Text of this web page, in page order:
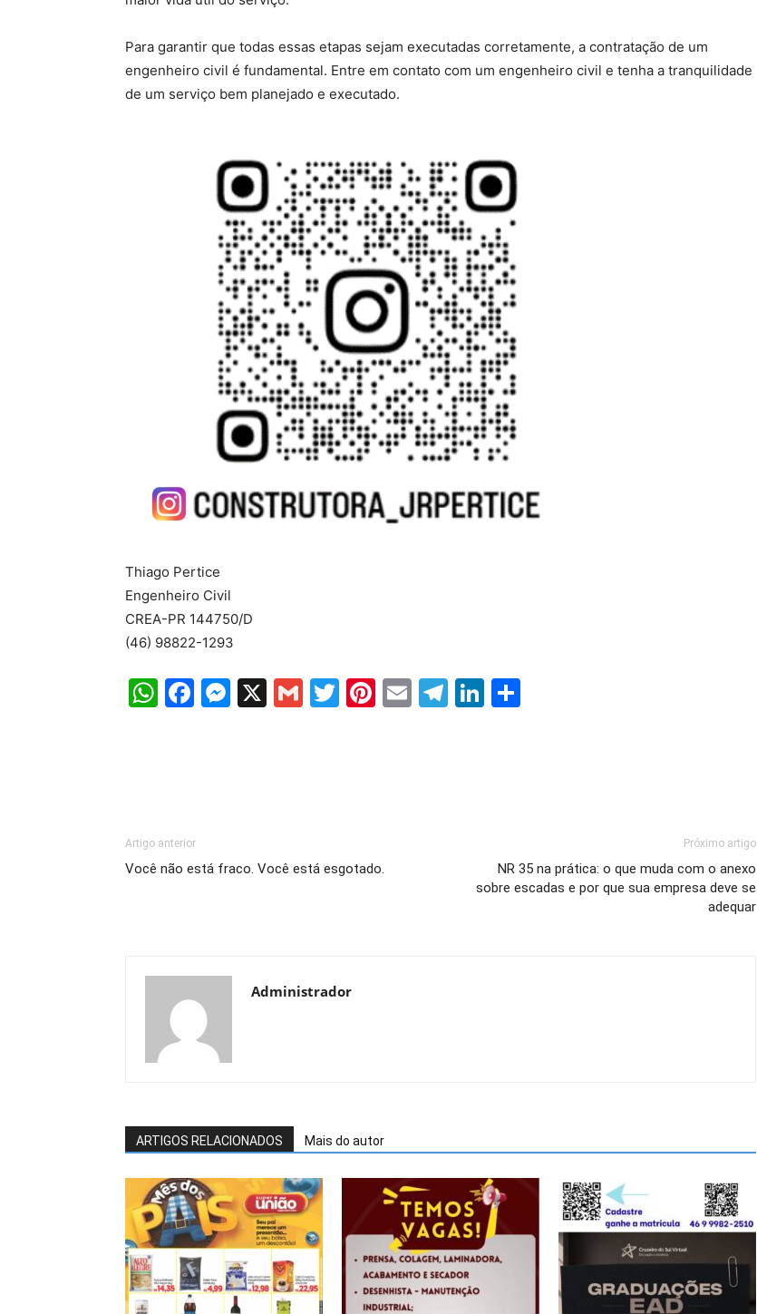
Para garantir que todas essas etapas sejam executadas corretamente, a contratação de um
engenheiro civil é fundamental. Entre em contato com um engenheiro civil e tenha a tranquilidade
de um serviço bem planejado e executado.
Thiago Pertice
Engenheiro Civil
CREA-PR 144750/D
(46) 98822-1293
WhatsApp
Facebook
Messenger
X GmailTwitter
Pinterest
EmailTelegram
LinkedIn
Artigo anterior
Você não está fraco. Você está esgotado.
Próximo artigo
NR 35 na prática: o que muda com o anexo
sobre escadas e por que sua empresa deve se
adequar
Administrador
ARTIGOS RELACIONADOS Mais do autor